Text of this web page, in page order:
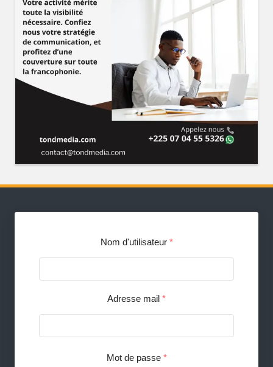
Nom d'utilisateur *
Adresse mail *
Mot de passe *